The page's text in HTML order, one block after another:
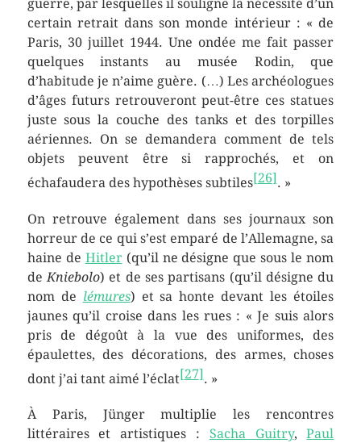
guerre, par lesquelles il souligne la nécessité d’un
certain retrait dans son monde intérieur : « de
Paris, 30 juillet 1944. Une ondée me fait passer
quelques instants au musée Rodin, que
d’habitude je n’aime guère. (…) Les archéologues
d’âges futurs retrouveront peut-être ces statues
juste sous la couche des tanks et des torpilles
aériennes. On se demandera comment de tels
objets peuvent être si rapprochés, et on
échafaudera des hypothèses subtiles[26]. »
On retrouve également dans ses journaux son
horreur de ce qui s’est emparé de l’Allemagne, sa
haine de Hitler(qu’il ne désigne que sous le nom
de Kniebolo) et de ses partisans (qu’il désigne du
nom de lémures) et sa honte devant les étoiles
jaunes qu’il croise dans les rues : « Je suis alors
pris de dégoût à la vue des uniformes, des
épaulettes, des décorations, des armes, choses
dont j’ai tant aimé l’éclat[27]. »
À Paris, Jünger multiplie les rencontres
littéraires et artistiques : Sacha Guitry,Paul